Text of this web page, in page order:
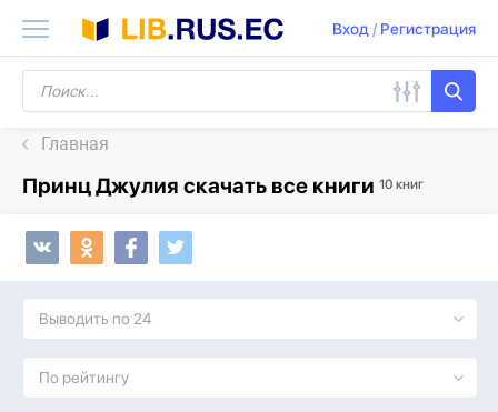
Вход/ Регистрация
Главная
Принц Джулия скачать все книги 10 книг
Выводить по 24
По рейтингу